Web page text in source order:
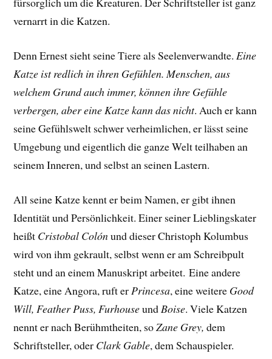
vernarrt in die Katzen.
Denn Ernest sieht seine Tiere als Seelenverwandte.Eine
Katze ist redlich in ihren Gefühlen. Menschen, aus
welchem Grund auch immer, können ihre Gefühle
verbergen, aber eine Katze kann das nicht. Auch er kann
seine Gefühlswelt schwer verheimlichen, er lässt seine
Umgebung und eigentlich die ganze Welt teilhaben an
seinem Inneren, und selbst an seinen Lastern.
All seine Katze kennt er beim Namen, er gibt ihnen
Identität und Persönlichkeit. Einer seiner Lieblingskater
heißt Cristobal Colónund dieser Christoph Kolumbus
wird von ihm gekrault, selbst wenn er am Schreibpult
steht und an einem Manuskript arbeitet. Eine andere
Katze, eine Angora, ruft erPrincesa, eine weitere Good
Will, Feather Puss, FurhouseundBoise. Viele Katzen
nennt er nach Berühmtheiten, soZane Grey,dem
Schriftsteller, oder Clark Gable, dem Schauspieler.